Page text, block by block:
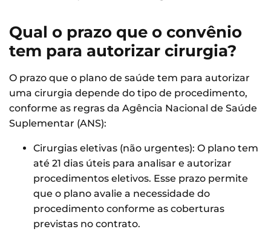
Qual o prazo que o convênio
tem para autorizar cirurgia?
O prazo que o plano de saúde tem para autorizar
uma cirurgia depende do tipo de procedimento,
conforme as regras da Agência Nacional de Saúde
Suplementar (ANS):
Cirurgias eletivas (não urgentes): O plano tem
até 21 dias úteis para analisar e autorizar
procedimentos eletivos. Esse prazo permite
que o plano avalie a necessidade do
procedimento conforme as coberturas
previstas no contrato.